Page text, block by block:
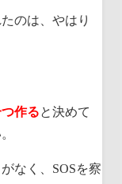
のは、やはり
作ると決めて
なく、SOSを察